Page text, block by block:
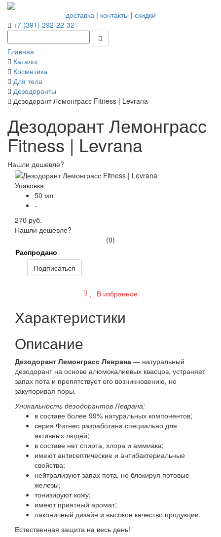
доставка| контакты | скидки
+7 (391) 292-22-32
Главная
Каталог
Косметика
Для тела
Дезодоранты
Дезодорант Лемонграсс Fitness | Levrana
Дезодорант Лемонграсс
Fitness | Levrana
Нашли дешевле?
Упаковка
50 мл
-
270 руб.
Нашли дешевле?
(0)
Распродано
Подписаться
В избранное
Характеристики
Описание
Дезодорант Лемонграсс Леврана — натуральный
дезодорант на основе алюмокалиевых квасцов, устраняет
запах пота и препятствует его возникновению, не
закупоривая поры.
Уникальность дезодорантов Леврана:
в составе более 99% натуральных компонентов;
серия Фитнес разработана специально для
активных людей;
в составе нет спирта, хлора и аммиака;
имеют антисептические и антибактериальные
свойства;
нейтрализуют запах пота, не блокируя потовые
железы;
тонизируют кожу;
имеют приятный аромат;
лаконичный дизайн и высокое качество продукции.
Естественная защита на весь день!